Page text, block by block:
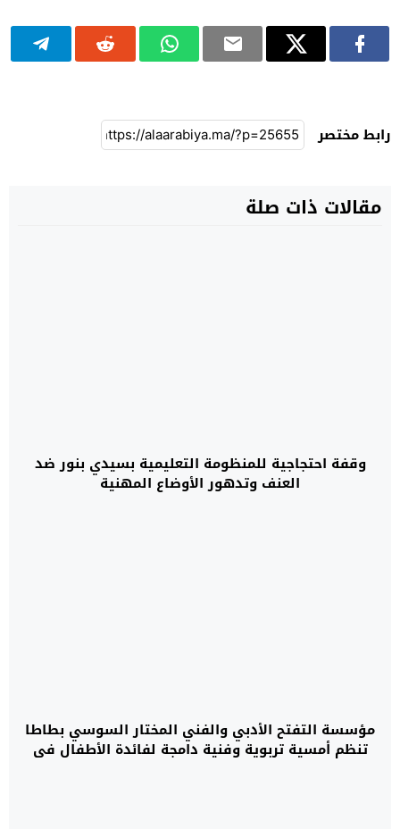
رابط مختصر
مقالات ذات صلة
وقفة احتجاجية للمنظومة التعليمية بسيدي بنور ضد
العنف وتدهور الأوضاع المهنية
مؤسسة التفتح الأدبي والفني المختار السوسي بطاطا
تنظم أمسية تربوية وفنية دامجة لفائدة الأطفال في